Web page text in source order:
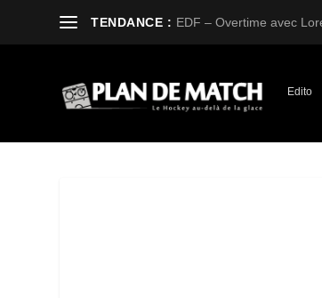
TENDANCE : EDF – Overtime avec
Edito